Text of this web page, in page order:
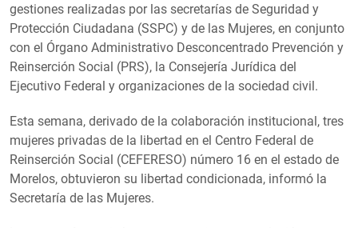
gestiones realizadas por las secretarías de Seguridad y
Protección Ciudadana (SSPC) y de las Mujeres, en conjunto
con el Órgano Administrativo Desconcentrado Prevención y
Reinserción Social (PRS), la Consejería Jurídica del
Ejecutivo Federal y organizaciones de la sociedad civil.
Esta semana, derivado de la colaboración institucional, tres
mujeres privadas de la libertad en el Centro Federal de
Reinserción Social (CEFERESO) número 16 en el estado de
Morelos, obtuvieron su libertad condicionada, informó la
Secretaría de las Mujeres.